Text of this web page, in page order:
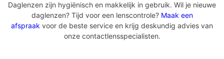
Daglenzen zijn hygiënisch en makkelijk in gebruik. Wil je nieuwe
daglenzen? Tijd voor een lenscontrole? Maak een
afspraak voor de beste service en krijg deskundig advies van
onze contactlensspecialisten.